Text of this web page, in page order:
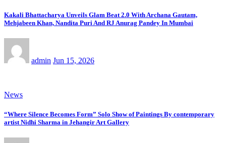
Kakali Bhattacharya Unveils Glam Beat 2.0 With Archana Gautam,
Mehjabeen Khan, Nandita Puri And RJ Anurag Pandey In Mumbai
admin Jun 15, 2026
News
“Where Silence Becomes Form” Solo Show of Paintings By contemporary
artist Nidhi Sharma in Jehangir Art Gallery